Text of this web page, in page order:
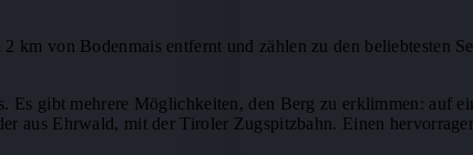
km von Bodenmais entfernt und zählen zu den beliebtesten
Es gibt mehrere Möglichkeiten, den Berg zu erklimmen: auf
aus Ehrwald, mit der Tiroler Zugspitzbahn. Einen